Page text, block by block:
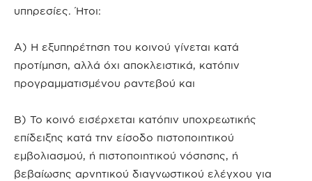
υπηρεσίες. Ήτοι:
Α) Η εξυπηρέτηση του κοινού γίνεται κατά
προτίμηση, αλλά όχι αποκλειστικά, κατόπιν
προγραμματισμένου ραντεβού και
Β) Το κοινό εισέρχεται κατόπιν υποχρεωτικής
επίδειξης κατά την είσοδο πιστοποιητικού
εμβολιασμού, ή πιστοποιητικού νόσησης, ή
βεβαίωσης αρνητικού διαγνωστικού ελέγχου για